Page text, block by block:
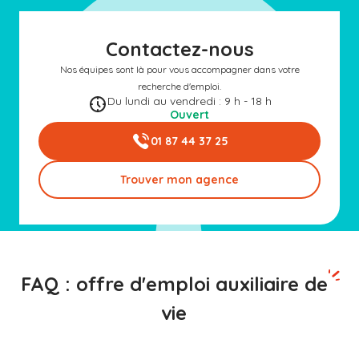
Contactez-nous
Nos équipes sont là pour vous accompagner dans votre
recherche d'emploi.
Du lundi au vendredi : 9 h - 18 h
Ouvert
01 87 44 37 25
Trouver mon agence
FAQ : offre d'emploi auxiliaire de
vie